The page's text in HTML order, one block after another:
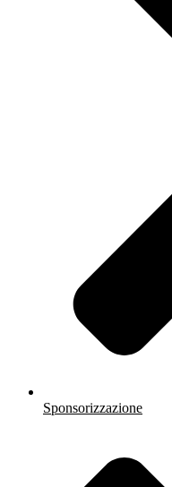
Sponsorizzazione